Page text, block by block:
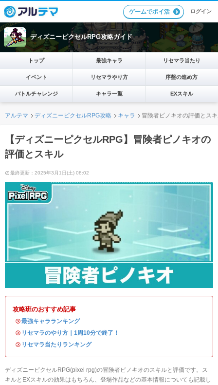
ゲームでポイ活 ログイン
ディズニーピクセルRPG攻略ガイド
トップ 最強キャラ リセマラ当たり
イベント リセマラやり方 序盤の進め方
バトルチャレンジ キャラ一覧 EXスキル
アルテマ ディズニーピクセルRPG攻略 キャラ 冒険者ピノキオの評価とス
【ディズニーピクセルRPG】冒険者ピノキオの
評価とスキル
最終更新：2025年3月1日(土) 08:02
攻略班のおすすめ記事
・最強キャラランキング
・ リセマラのやり方｜1周10分で終了！
・ リセマラ当たりランキング
ディズニーピクセルRPG(pixel rpg)の冒険者ピノキオのスキルと評価です。ス
キルとEXスキルの効果はもちろん、登場作品などの基本情報についても記載し